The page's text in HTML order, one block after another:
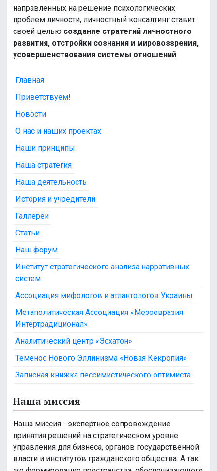
направленных на решение психологических
проблем личности, личностный консалтинг ставит
своей целью создание стратегий личностного
развития, отстройки сознания и мировоззрения,
усовершенствования системы отношений.
Главная
Приветствуем!
Новости
О нас и наших проектах
Наши принципы
Наша стратегия
Наша деятельность
История и учредители
Галлереи
Статьи
Наш форум
Институт стратегического анализа нарративных
систем
Ассоциация мифологов и атлантологов Украины
Метаполитическая Ассоциация «Мезоевразия
Интертрадиционал»
Аналитический центр «Эсхатон»
Теменос Нового Эллинизма «Новая Кекропия»
Записная книжка пессимистического оптимиста
Наша миссия
Наша миссия - экспертное сопровождение
принятия решений на стратегическом уровне
управления для бизнеса, органов государственной
власти и институтов гражданского общества. А так